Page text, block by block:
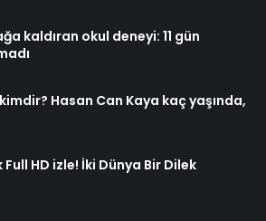
kaldıran okul deneyi: 11 gün
Hasan Can Kaya kaç yaşında,
HD izle! İki Dünya Bir Dilek